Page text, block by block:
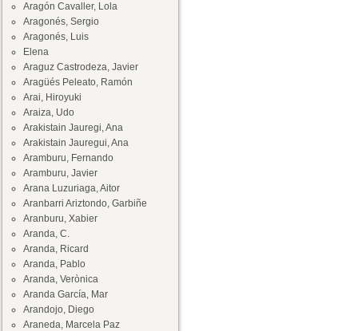
Aragón Cavaller, Lola
Aragonés, Sergio
Aragonés, Luis
Elena
Araguz Castrodeza, Javier
Aragüés Peleato, Ramón
Arai, Hiroyuki
Araiza, Udo
Arakistain Jauregi, Ana
Arakistain Jauregui, Ana
Aramburu, Fernando
Aramburu, Javier
Arana Luzuriaga, Aitor
Aranbarri Ariztondo, Garbiñe
Aranburu, Xabier
Aranda, C.
Aranda, Ricard
Aranda, Pablo
Aranda, Verònica
Aranda García, Mar
Arandojo, Diego
Araneda, Marcela Paz